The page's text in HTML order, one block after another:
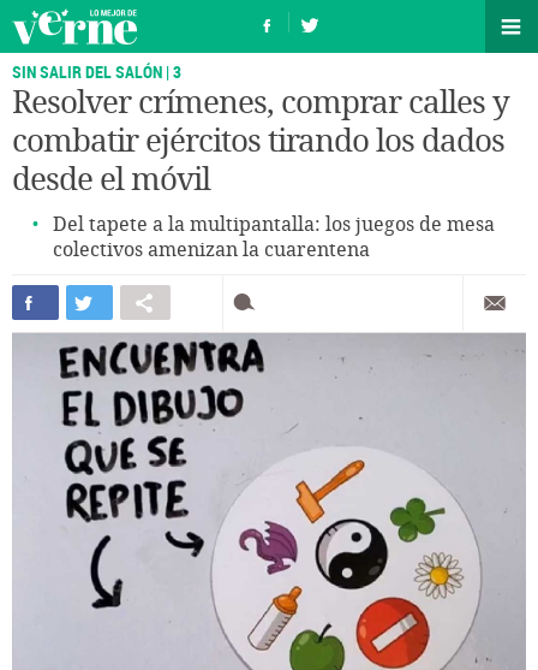
SIN SALIR DEL SALÓN | 3
Resolver crímenes, comprar calles y
combatir ejércitos tirando los dados
desde el móvil
Del tapete a la multipantalla: los juegos de mesa
colectivos amenizan la cuarentena